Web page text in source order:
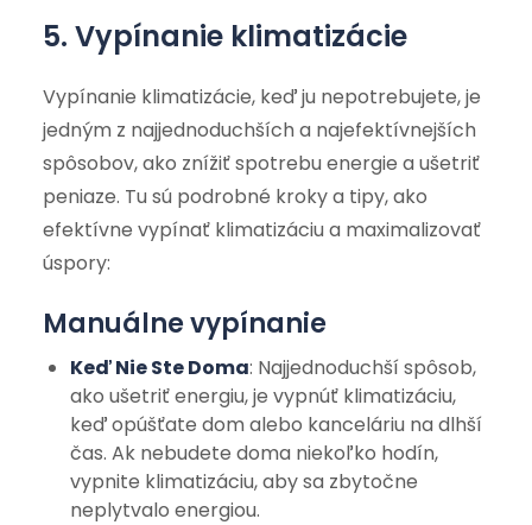
5. Vypínanie klimatizácie
Vypínanie klimatizácie, keď ju nepotrebujete, je
jedným z najjednoduchších a najefektívnejších
spôsobov, ako znížiť spotrebu energie a ušetriť
peniaze. Tu sú podrobné kroky a tipy, ako
efektívne vypínať klimatizáciu a maximalizovať
úspory:
Manuálne vypínanie
Keď Nie Ste Doma: Najjednoduchší spôsob,
ako ušetriť energiu, je vypnúť klimatizáciu,
keď opúšťate dom alebo kanceláriu na dlhší
čas. Ak nebudete doma niekoľko hodín,
vypnite klimatizáciu, aby sa zbytočne
neplytvalo energiou.